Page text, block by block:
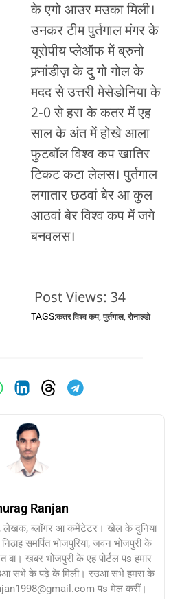
के एगो आउर मउका मिली।
उनकर टीम पुर्तगाल मंगर के
यूरोपीय प्लेऑफ में ब्रुनो
फ़्र्नांडीज़ के दु गो गोल के
मदद से उत्तरी मेसेडोनिया के
2-0 से हरा के कतर में एह
साल के अंत में होखे आला
फुटबॉल विश्व कप खातिर
टिकट कटा लेलस। पुर्तगाल
लगातार छठवां बेर आ कुल
आठवां बेर विश्व कप में जगे
बनवलस।
Post Views: 34
TAGS:कतर विश्व कप, पुर्तगाल, रोनाल्डो
Ranjan
लेखक, ब्लॉगर आ कमेंटेटर। खेल के दुनिया
समर्पित भोजपुरिया, जवन भोजपुरी के
बा। खबर भोजपुरी के एह पोर्टल पs हमार
सभे के पढ़े के मिली। रउआ सभे हमरा के
पs मेल करीं।